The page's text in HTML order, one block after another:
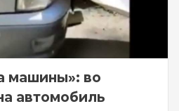
машины»: во
автомобиль